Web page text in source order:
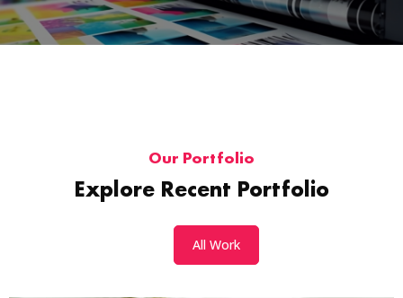
Our Portfolio
Explore Recent Portfolio
All Work